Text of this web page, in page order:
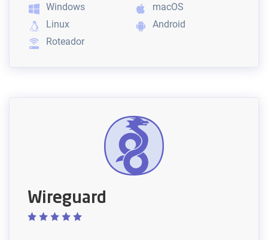
Windows
macOS
Linux
Android
Roteador
Wireguard